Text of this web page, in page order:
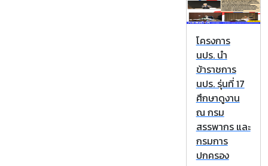
โครงการ
นปร. นำ
ข้าราชการ
นปร. รุ่นที่ 17
ศึกษาดูงาน
ณ กรม
สรรพากร และ
กรมการ
ปกครอง